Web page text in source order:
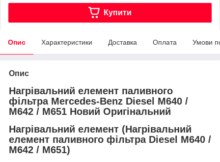
Купити
Опис Характеристики Доставка Оплата Умови
Опис
Нагрівальний елемент паливного
фільтра Mercedes-Benz Diesel M640 /
M642 / M651 Новий Оригінальний
Нагрівальний елемент (Нагрівальний
елемент паливного фільтра Diesel M640 /
M642 / M651)